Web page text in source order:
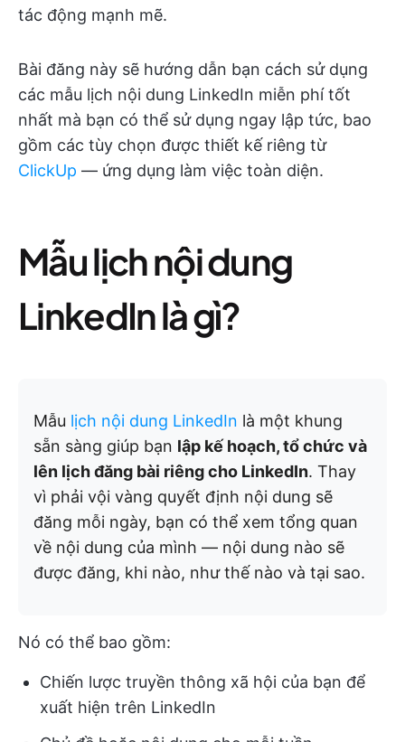
tác động mạnh mẽ.
Bài đăng này sẽ hướng dẫn bạn cách sử dụng
các mẫu lịch nội dung LinkedIn miễn phí tốt
nhất mà bạn có thể sử dụng ngay lập tức, bao
gồm các tùy chọn được thiết kế riêng từ
ClickUp — ứng dụng làm việc toàn diện.
Mẫu lịch nội dung
LinkedIn là gì?
Mẫu lịch nội dung LinkedIn là một khung
sẵn sàng giúp bạn lập kế hoạch, tổ chức và
lên lịch đăng bài riêng cho LinkedIn. Thay
vì phải vội vàng quyết định nội dung sẽ
đăng mỗi ngày, bạn có thể xem tổng quan
về nội dung của mình — nội dung nào sẽ
được đăng, khi nào, như thế nào và tại sao.
Nó có thể bao gồm:
Chiến lược truyền thông xã hội của bạn để
xuất hiện trên LinkedIn